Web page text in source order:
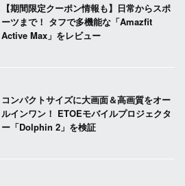
【期間限定クーポン情報も】日常からスポ
ーツまで！ タフで多機能な「Amazfit
Active Max」をレビュー
コンパクトサイズに大画面＆高画質をオー
ルインワン！ ETOEモバイルプロジェクタ
ー「Dolphin 2」を検証